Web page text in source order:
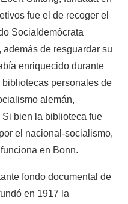
fue el de recoger el
Socialdemócrata
de resguardar su
enriquecido durante
personales de
alemán,
bien la biblioteca fue
el nacional-socialismo,
en Bonn.
fondo documental de
en 1917 la